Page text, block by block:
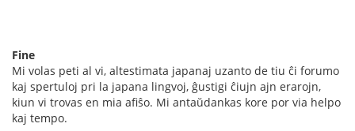
Fine
Mi volas peti al vi, altestimata japanaj uzanto de tiu ĉi forumo
kaj spertuloj pri la japana lingvoj, ĝustigi ĉiujn ajn erarojn,
kiun vi trovas en mia afiŝo. Mi antaŭdankas kore por via helpo
kaj tempo.